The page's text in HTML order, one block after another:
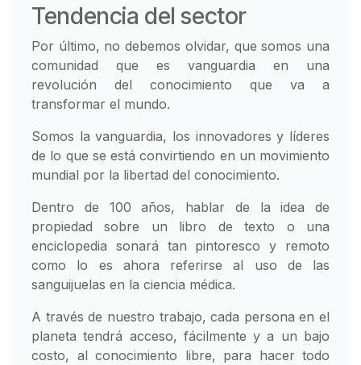
Tendencia del sector
Por último, no debemos olvidar, que somos una
comunidad que es vanguardia en una
revolución del conocimiento que va a
transformar el mundo.
Somos la vanguardia, los innovadores y líderes
de lo que se está convirtiendo en un movimiento
mundial por la libertad del conocimiento.
Dentro de 100 años, hablar de la idea de
propiedad sobre un libro de texto o una
enciclopedia sonará tan pintoresco y remoto
como lo es ahora referirse al uso de las
sanguijuelas en la ciencia médica.
A través de nuestro trabajo, cada persona en el
planeta tendrá acceso, fácilmente y a un bajo
costo, al conocimiento libre, para hacer todo